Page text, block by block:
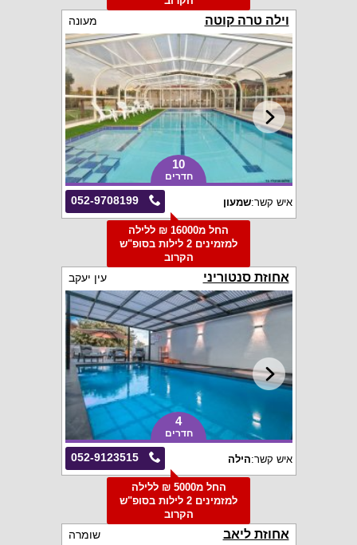
וילה טרה קוטה מעונה
10
חדרים
052-9708199 איש קשר:שמעון
החל מ16000 ₪ ללילה
למזמינים 2 לילות בסופ"ש
הקרוב
אחוזת סנטוריני עין יעקב
4
חדרים
052-9123515 איש קשר:הילה
החל מ5000 ₪ ללילה
למזמינים 2 לילות בסופ"ש
הקרוב
אחוזת ליאב שומרה